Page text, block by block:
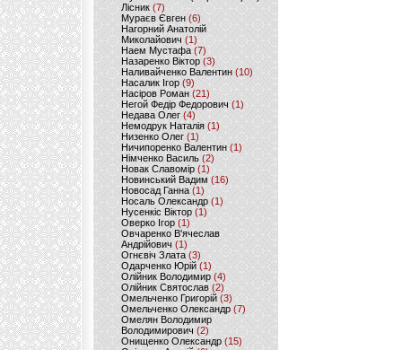
Лісник (7)
Мураєв Євген(6)
Нагорний Анатолій
Миколайович (1)
Наем Мустафа (7)
Назаренко Віктор (3)
Наливайченко Валентин (10)
Насалик Ігор(9)
Насіров Роман (21)
Негой Федір Федорович(1)
Недава Олег(4)
Немодрук Наталія(1)
Низенко Олег (1)
Ничипоренко Валентин (1)
Німченко Василь (2)
Новак Славомір (1)
Новинський Вадим (16)
Новосад Ганна (1)
Носаль Олександр (1)
Нусенкіс Віктор (1)
Оверко Ігор (1)
Овчаренко В'ячеслав
Андрійович(1)
Огнєвіч Злата (3)
Одарченко Юрій(1)
Олійник Володимир (4)
Олійник Святослав (2)
Омельченко Григорій (3)
Омельченко Олександр(7)
Омелян Володимир
Володимирович (2)
Онищенко Олександр (15)